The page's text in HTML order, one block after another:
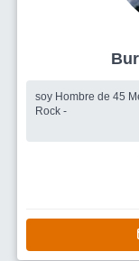
soy Hombre de 45 Me gusta : Ciclismo - Fútbol - Pádel - Pool -
Rock -